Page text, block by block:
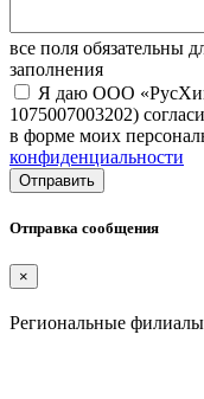
все поля обязательны
заполнения
Я даю ООО
1075007003202)
в форме моих
конфиденциальности
Отправка сообщения
×
Региональные